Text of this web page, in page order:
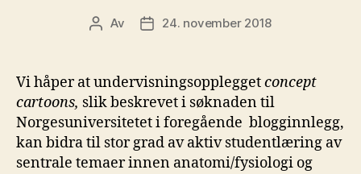
Innleggsforfatter
Av Publiseringsdato
24. november 2018
Vi håper at undervisningsoppleggetconcept
cartoons, slik beskrevet i søknaden til
Norgesuniversitetet i foregående blogginnlegg,
kan bidra til stor grad av aktiv studentlæring av
sentrale temaer innen anatomi/fysiologi og